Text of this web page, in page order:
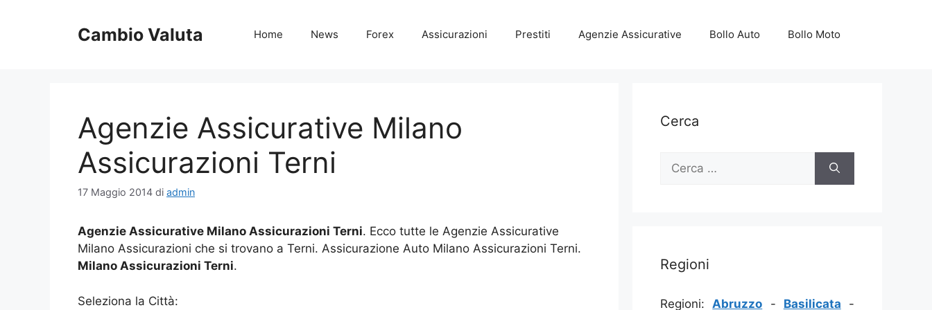
Cambio Valuta Home News Forex Assicurazioni Prestiti Agenzie Assicurative Bollo Auto Bollo Moto
Agenzie Assicurative Milano
Assicurazioni Terni
17 Maggio 2014 di admin
Agenzie Assicurative Milano Assicurazioni Terni. Ecco tutte le Agenzie Assicurative
Milano Assicurazioni che si trovano a Terni. Assicurazione Auto Milano Assicurazioni Terni.
Milano Assicurazioni Terni.
Seleziona la Città:
Cerca
Ricerca
Regioni
Regioni:Abruzzo - Basilicata -